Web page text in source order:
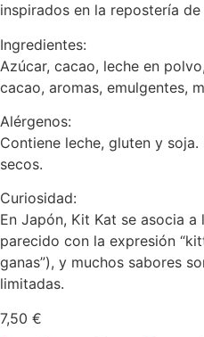
inspirados en la repostería de
Ingredientes:
Azúcar, cacao, leche en
cacao, aromas, emulgentes,
Alérgenos:
Contiene leche, gluten y
secos.
Curiosidad:
En Japón, Kit Kat se asocia
parecido con la expresión
ganas”), y muchos sabores
limitadas.
7,50 €